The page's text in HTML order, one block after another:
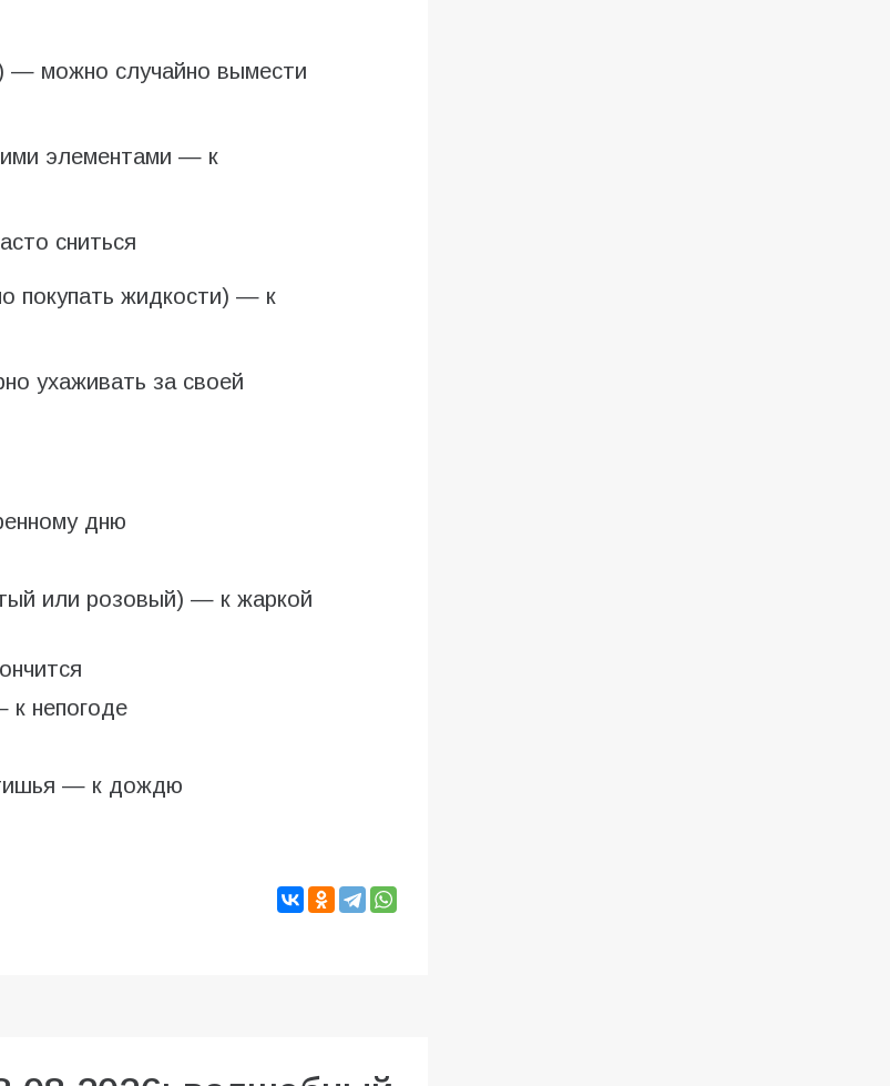
— можно случайно вымести
элементами — к
сниться
покупать жидкости) — к
ухаживать за своей
дню
или розовый) — к жаркой
к непогоде
— к дождю